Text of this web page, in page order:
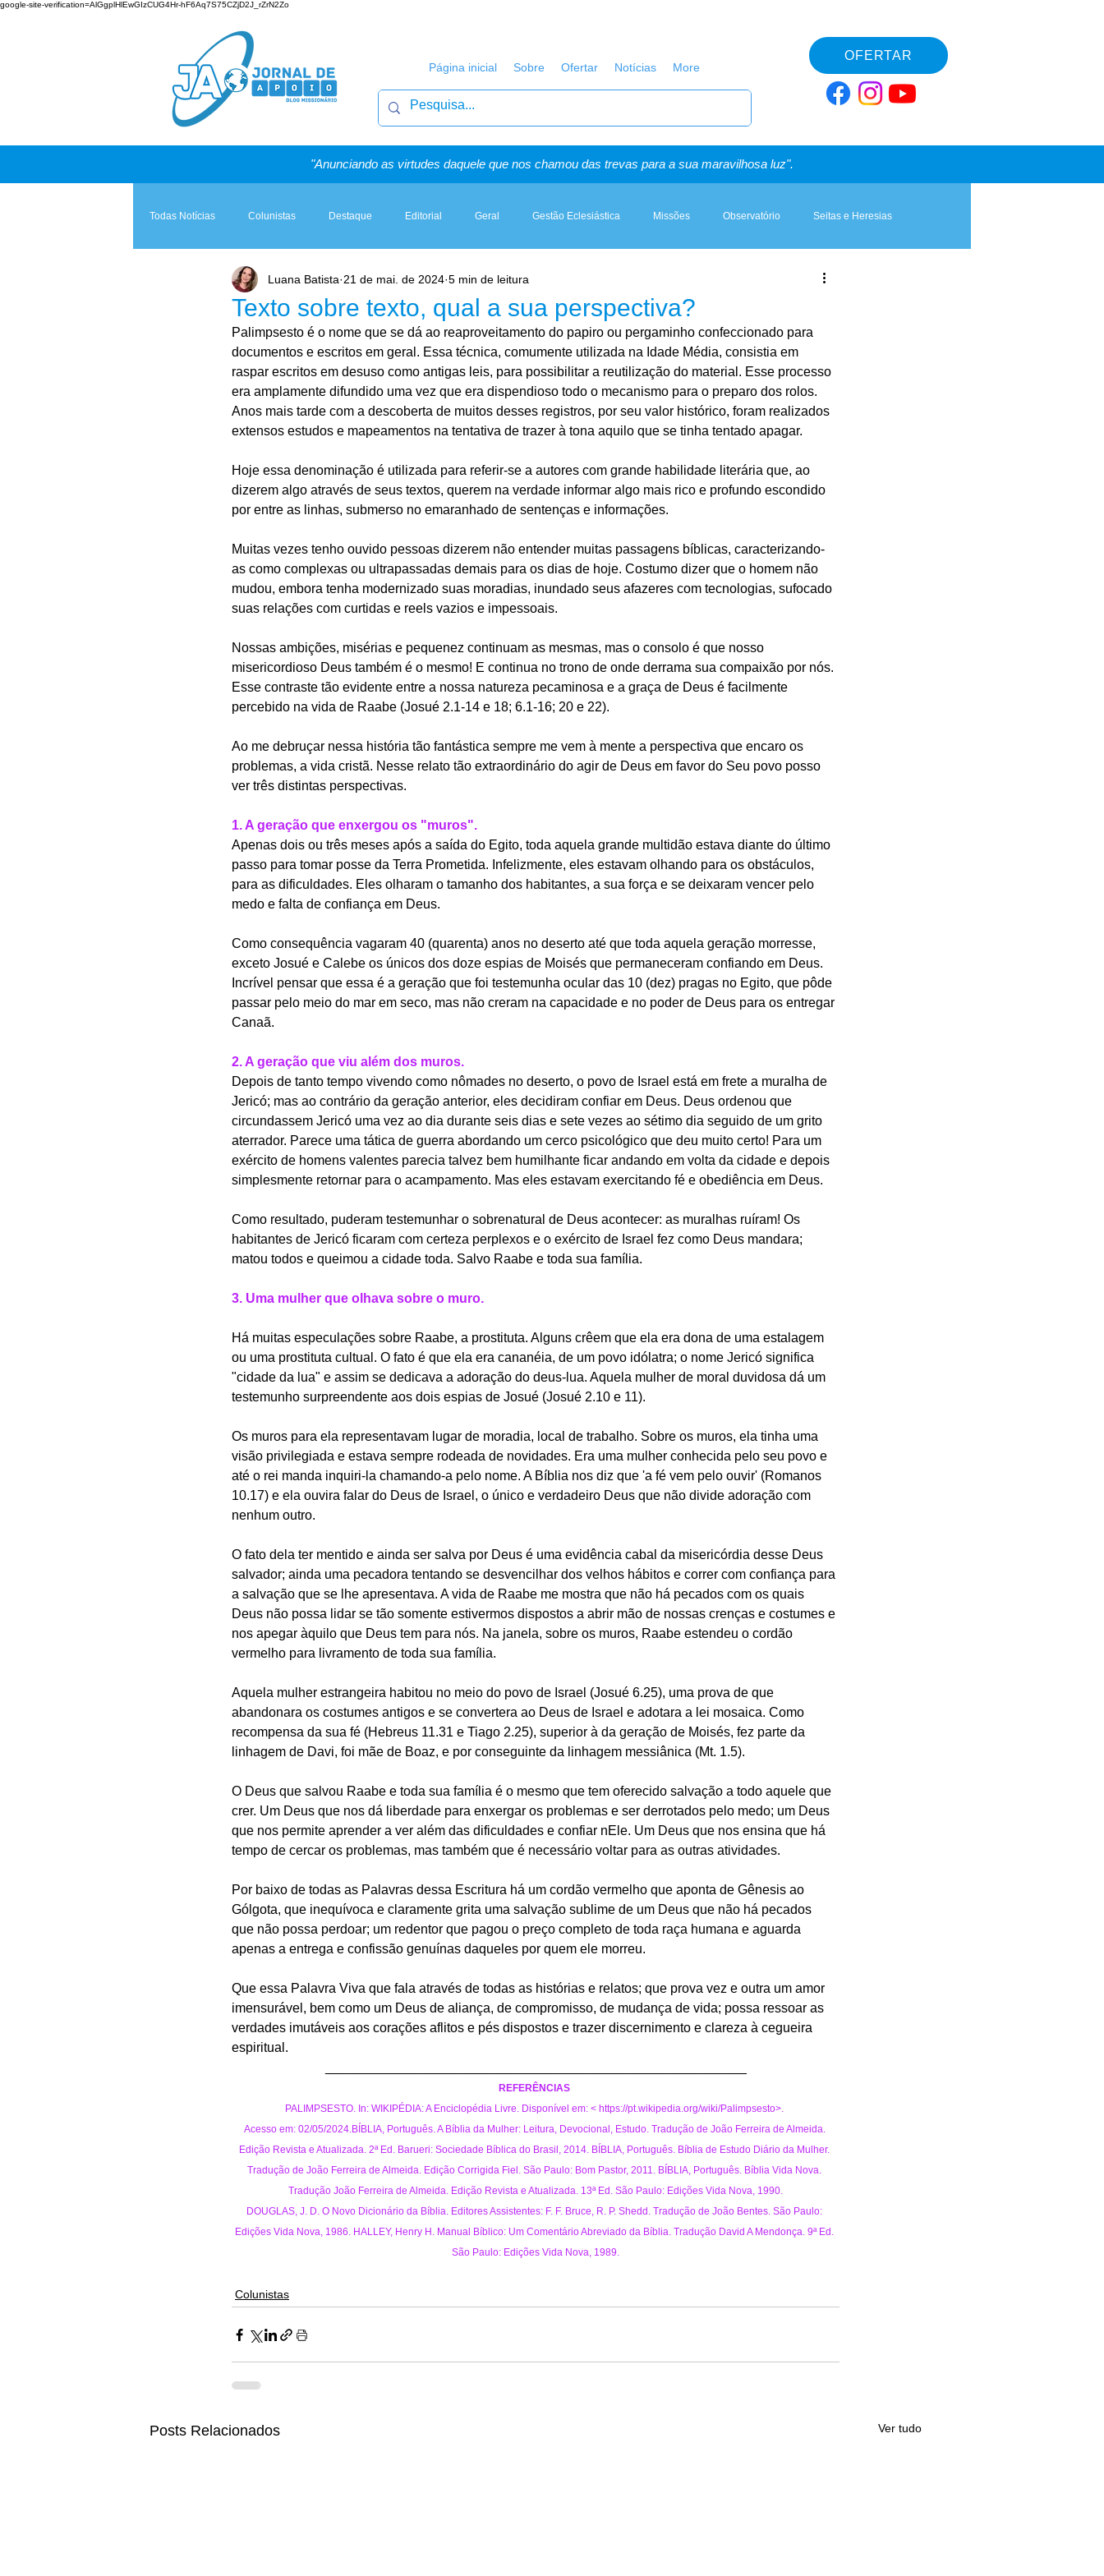
google-site-verification=AlGgplHlEwGIzCUG4Hr-hF6Aq7S75CZjD2J_rZrN2Zo
Página inicial Sobre Ofertar Notícias More
OFERTAR
"Anunciando as virtudes daquele que nos chamou das trevas para a sua maravilhosa luz".
Todas Notícias Colunistas Destaque Editorial Geral Gestão Eclesiástica Missões Observatório Seitas e Heresias
Teologia & Prática A Igreja e a Lei Artigos, Sermões & Esboços
Texto sobre texto, qual a sua perspectiva?
Luana Batista 21 de mai. de 2024 5 min de leitura
Palimpsesto é o nome que se dá ao reaproveitamento do papiro ou pergaminho confeccionado para
documentos e escritos em geral. Essa técnica, comumente utilizada na Idade Média, consistia em
raspar escritos em desuso como antigas leis, para possibilitar a reutilização do material. Esse processo
era amplamente difundido uma vez que era dispendioso todo o mecanismo para o preparo dos rolos.
Anos mais tarde com a descoberta de muitos desses registros, por seu valor histórico, foram realizados
extensos estudos e mapeamentos na tentativa de trazer à tona aquilo que se tinha tentado apagar.
Hoje essa denominação é utilizada para referir-se a autores com grande habilidade literária que, ao
dizerem algo através de seus textos, querem na verdade informar algo mais rico e profundo escondido
por entre as linhas, submerso no emaranhado de sentenças e informações.
Muitas vezes tenho ouvido pessoas dizerem não entender muitas passagens bíblicas, caracterizando-
as como complexas ou ultrapassadas demais para os dias de hoje. Costumo dizer que o homem não
mudou, embora tenha modernizado suas moradias, inundado seus afazeres com tecnologias, sufocado
suas relações com curtidas e reels vazios e impessoais.
Nossas ambições, misérias e pequenez continuam as mesmas, mas o consolo é que nosso
misericordioso Deus também é o mesmo! E continua no trono de onde derrama sua compaixão por nós.
Esse contraste tão evidente entre a nossa natureza pecaminosa e a graça de Deus é facilmente
percebido na vida de Raabe (Josué 2.1-14 e 18; 6.1-16; 20 e 22).
Ao me debruçar nessa história tão fantástica sempre me vem à mente a perspectiva que encaro os
problemas, a vida cristã. Nesse relato tão extraordinário do agir de Deus em favor do Seu povo posso
ver três distintas perspectivas.
1. A geração que enxergou os "muros".
Apenas dois ou três meses após a saída do Egito, toda aquela grande multidão estava diante do último
passo para tomar posse da Terra Prometida. Infelizmente, eles estavam olhando para os obstáculos,
para as dificuldades. Eles olharam o tamanho dos habitantes, a sua força e se deixaram vencer pelo
medo e falta de confiança em Deus.
Como consequência vagaram 40 (quarenta) anos no deserto até que toda aquela geração morresse,
exceto Josué e Calebe os únicos dos doze espias de Moisés que permaneceram confiando em Deus.
Incrível pensar que essa é a geração que foi testemunha ocular das 10 (dez) pragas no Egito, que pôde
passar pelo meio do mar em seco, mas não creram na capacidade e no poder de Deus para os entregar
Canaã.
2. A geração que viu além dos muros.
Depois de tanto tempo vivendo como nômades no deserto, o povo de Israel está em frete a muralha de
Jericó; mas ao contrário da geração anterior, eles decidiram confiar em Deus. Deus ordenou que
circundassem Jericó uma vez ao dia durante seis dias e sete vezes ao sétimo dia seguido de um grito
aterrador. Parece uma tática de guerra abordando um cerco psicológico que deu muito certo! Para um
exército de homens valentes parecia talvez bem humilhante ficar andando em volta da cidade e depois
simplesmente retornar para o acampamento. Mas eles estavam exercitando fé e obediência em Deus.
Como resultado, puderam testemunhar o sobrenatural de Deus acontecer: as muralhas ruíram! Os
habitantes de Jericó ficaram com certeza perplexos e o exército de Israel fez como Deus mandara;
matou todos e queimou a cidade toda. Salvo Raabe e toda sua família.
3. Uma mulher que olhava sobre o muro.
Há muitas especulações sobre Raabe, a prostituta. Alguns crêem que ela era dona de uma estalagem
ou uma prostituta cultual. O fato é que ela era cananéia, de um povo idólatra; o nome Jericó significa
"cidade da lua" e assim se dedicava a adoração do deus-lua. Aquela mulher de moral duvidosa dá um
testemunho surpreendente aos dois espias de Josué (Josué 2.10 e 11).
Os muros para ela representavam lugar de moradia, local de trabalho. Sobre os muros, ela tinha uma
visão privilegiada e estava sempre rodeada de novidades. Era uma mulher conhecida pelo seu povo e
até o rei manda inquiri-la chamando-a pelo nome. A Bíblia nos diz que 'a fé vem pelo ouvir' (Romanos
10.17) e ela ouvira falar do Deus de Israel, o único e verdadeiro Deus que não divide adoração com
nenhum outro.
O fato dela ter mentido e ainda ser salva por Deus é uma evidência cabal da misericórdia desse Deus
salvador; ainda uma pecadora tentando se desvencilhar dos velhos hábitos e correr com confiança para
a salvação que se lhe apresentava. A vida de Raabe me mostra que não há pecados com os quais
Deus não possa lidar se tão somente estivermos dispostos a abrir mão de nossas crenças e costumes e
nos apegar àquilo que Deus tem para nós. Na janela, sobre os muros, Raabe estendeu o cordão
vermelho para livramento de toda sua família.
Aquela mulher estrangeira habitou no meio do povo de Israel (Josué 6.25), uma prova de que
abandonara os costumes antigos e se convertera ao Deus de Israel e adotara a lei mosaica. Como
recompensa da sua fé (Hebreus 11.31 e Tiago 2.25), superior à da geração de Moisés, fez parte da
linhagem de Davi, foi mãe de Boaz, e por conseguinte da linhagem messiânica (Mt. 1.5).
O Deus que salvou Raabe e toda sua família é o mesmo que tem oferecido salvação a todo aquele que
crer. Um Deus que nos dá liberdade para enxergar os problemas e ser derrotados pelo medo; um Deus
que nos permite aprender a ver além das dificuldades e confiar nEle. Um Deus que nos ensina que há
tempo de cercar os problemas, mas também que é necessário voltar para as outras atividades.
Por baixo de todas as Palavras dessa Escritura há um cordão vermelho que aponta de Gênesis ao
Gólgota, que inequívoca e claramente grita uma salvação sublime de um Deus que não há pecados
que não possa perdoar; um redentor que pagou o preço completo de toda raça humana e aguarda
apenas a entrega e confissão genuínas daqueles por quem ele morreu.
Que essa Palavra Viva que fala através de todas as histórias e relatos; que prova vez e outra um amor
imensurável, bem como um Deus de aliança, de compromisso, de mudança de vida; possa ressoar as
verdades imutáveis aos corações aflitos e pés dispostos e trazer discernimento e clareza à cegueira
espiritual.
REFERÊNCIAS
PALIMPSESTO. In: WIKIPÉDIA: A Enciclopédia Livre. Disponível em: < https://pt.wikipedia.org/wiki/Palimpsesto>.
Acesso em: 02/05/2024.BÍBLIA, Português. A Bíblia da Mulher: Leitura, Devocional, Estudo. Tradução de João Ferreira de Almeida.
Edição Revista e Atualizada. 2ª Ed. Barueri: Sociedade Bíblica do Brasil, 2014. BÍBLIA, Português. Bíblia de Estudo Diário da Mulher.
Tradução de João Ferreira de Almeida. Edição Corrigida Fiel. São Paulo: Bom Pastor, 2011. BÍBLIA, Português. Bíblia Vida Nova.
Tradução João Ferreira de Almeida. Edição Revista e Atualizada. 13ª Ed. São Paulo: Edições Vida Nova, 1990.
DOUGLAS, J. D. O Novo Dicionário da Bíblia. Editores Assistentes: F. F. Bruce, R. P. Shedd. Tradução de João Bentes. São Paulo:
Edições Vida Nova, 1986. HALLEY, Henry H. Manual Bíblico: Um Comentário Abreviado da Bíblia. Tradução David A Mendonça. 9ª Ed.
São Paulo: Edições Vida Nova, 1989.
Colunistas
Posts Relacionados Ver tudo